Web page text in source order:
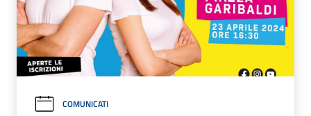
COMUNICATI